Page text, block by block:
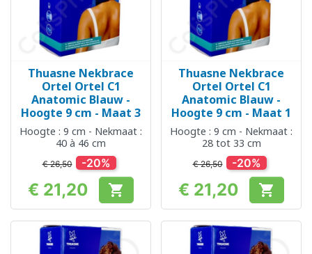
Thuasne Nekbrace
Ortel Ortel C1
Anatomic Blauw -
Hoogte 9 cm - Maat 3
Hoogte : 9 cm - Nekmaat :
40 à 46 cm
€ 26,50 -20%
Prijs
€ 21,20 
Thuasne Nekbrace
Ortel Ortel C1
Anatomic Blauw -
Hoogte 9 cm - Maat 1
Hoogte : 9 cm - Nekmaat :
28 tot 33 cm
€ 26,50 -20%
Prijs
€ 21,20 